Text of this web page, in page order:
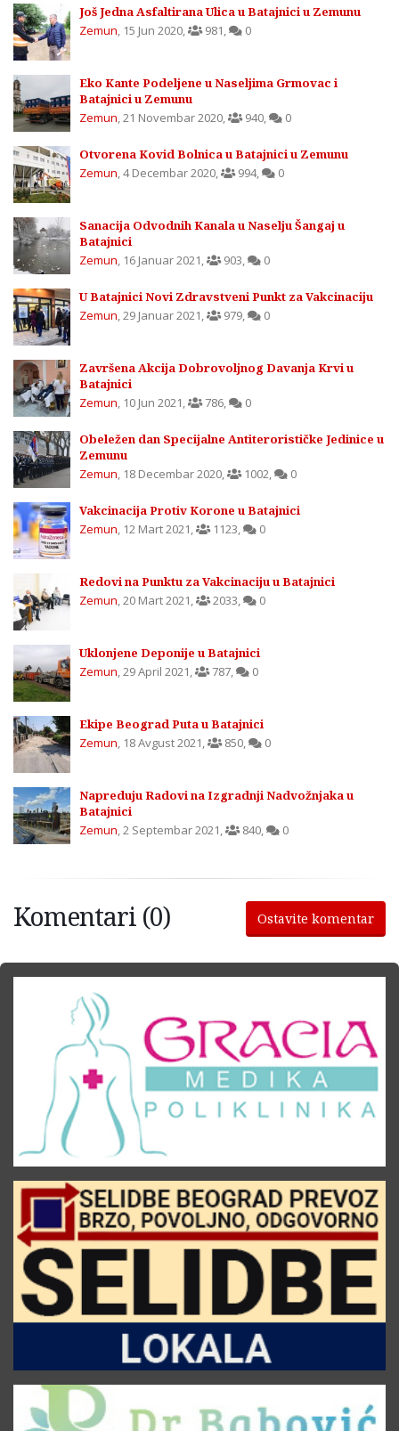
Još Jedna Asfaltirana Ulica u Batajnici u Zemunu
Zemun, 15 Jun 2020, 981, 0
Eko Kante Podeljene u Naseljima Grmovac i
Batajnici u Zemunu
Zemun,21 Novembar 2020, 940, 0
Otvorena Kovid Bolnica u Batajnici u Zemunu
Zemun,4 Decembar 2020, 994, 0
Sanacija Odvodnih Kanala u Naselju Šangaj u
Batajnici
Zemun, 16 Januar 2021, 903, 0
U Batajnici Novi Zdravstveni Punkt za Vakcinaciju
Zemun,29 Januar 2021, 979, 0
Završena Akcija Dobrovoljnog Davanja Krvi u
Batajnici
Zemun, 10 Jun 2021, 786, 0
Obeležen dan Specijalne Antiterorističke Jedinice u
Zemunu
Zemun, 18 Decembar 2020, 1002, 0
Vakcinacija Protiv Korone u Batajnici
Zemun, 12 Mart 2021, 1123, 0
Redovi na Punktu za Vakcinaciju u Batajnici
Zemun,20 Mart 2021, 2033, 0
Uklonjene Deponije u Batajnici
Zemun,29 April 2021, 787, 0
Ekipe Beograd Puta u Batajnici
Zemun, 18 Avgust 2021, 850, 0
Napreduju Radovi na Izgradnji Nadvožnjaka u
Batajnici
Zemun,2 Septembar 2021, 840, 0
Komentari (0) Ostavite komentar